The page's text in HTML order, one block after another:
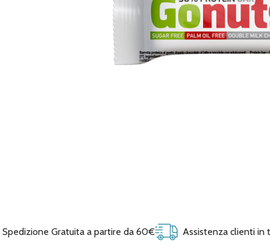
Spedizione Gratuita a partire da 60€ Assistenza clienti in